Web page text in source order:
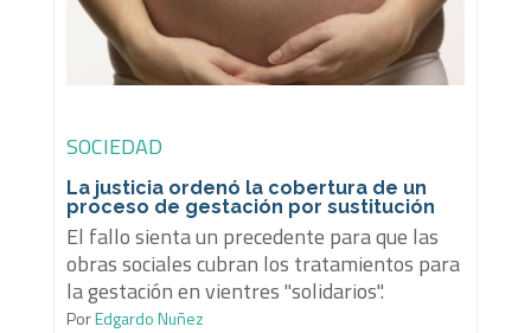
SOCIEDAD
La justicia ordenó la cobertura de un
proceso de gestación por sustitución
El fallo sienta un precedente para que las
obras sociales cubran los tratamientos para
la gestación en vientres "solidarios".
PorEdgardo Nuñez